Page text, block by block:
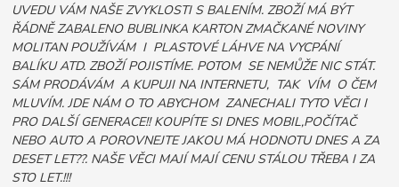
UVEDU VÁM NAŠE ZVYKLOSTI S BALENÍM. ZBOŽÍ MÁ BÝT
ŘÁDNĚ ZABALENO BUBLINKA KARTON ZMAČKANÉ NOVINY
MOLITAN POUŽÍVÁM I PLASTOVÉ LÁHVE NA VYCPÁNÍ
BALÍKU ATD. ZBOŽÍ POJISTÍME. POTOM SE NEMŮŽE NIC STÁT.
SÁM PRODÁVÁM A KUPUJI NA INTERNETU, TAK VÍM O ČEM
MLUVÍM. JDE NÁM O TO ABYCHOM ZANECHALI TYTO VĚCI I
PRO DALŠÍ GENERACE!! KOUPÍTE SI DNES MOBIL,POČÍTAČ
NEBO AUTO A POROVNEJTE JAKOU MÁ HODNOTU DNES A ZA
DESET LET??. NAŠE VĚCI MAJÍ MAJÍ CENU STÁLOU TŘEBA I ZA
STO LET.!!!